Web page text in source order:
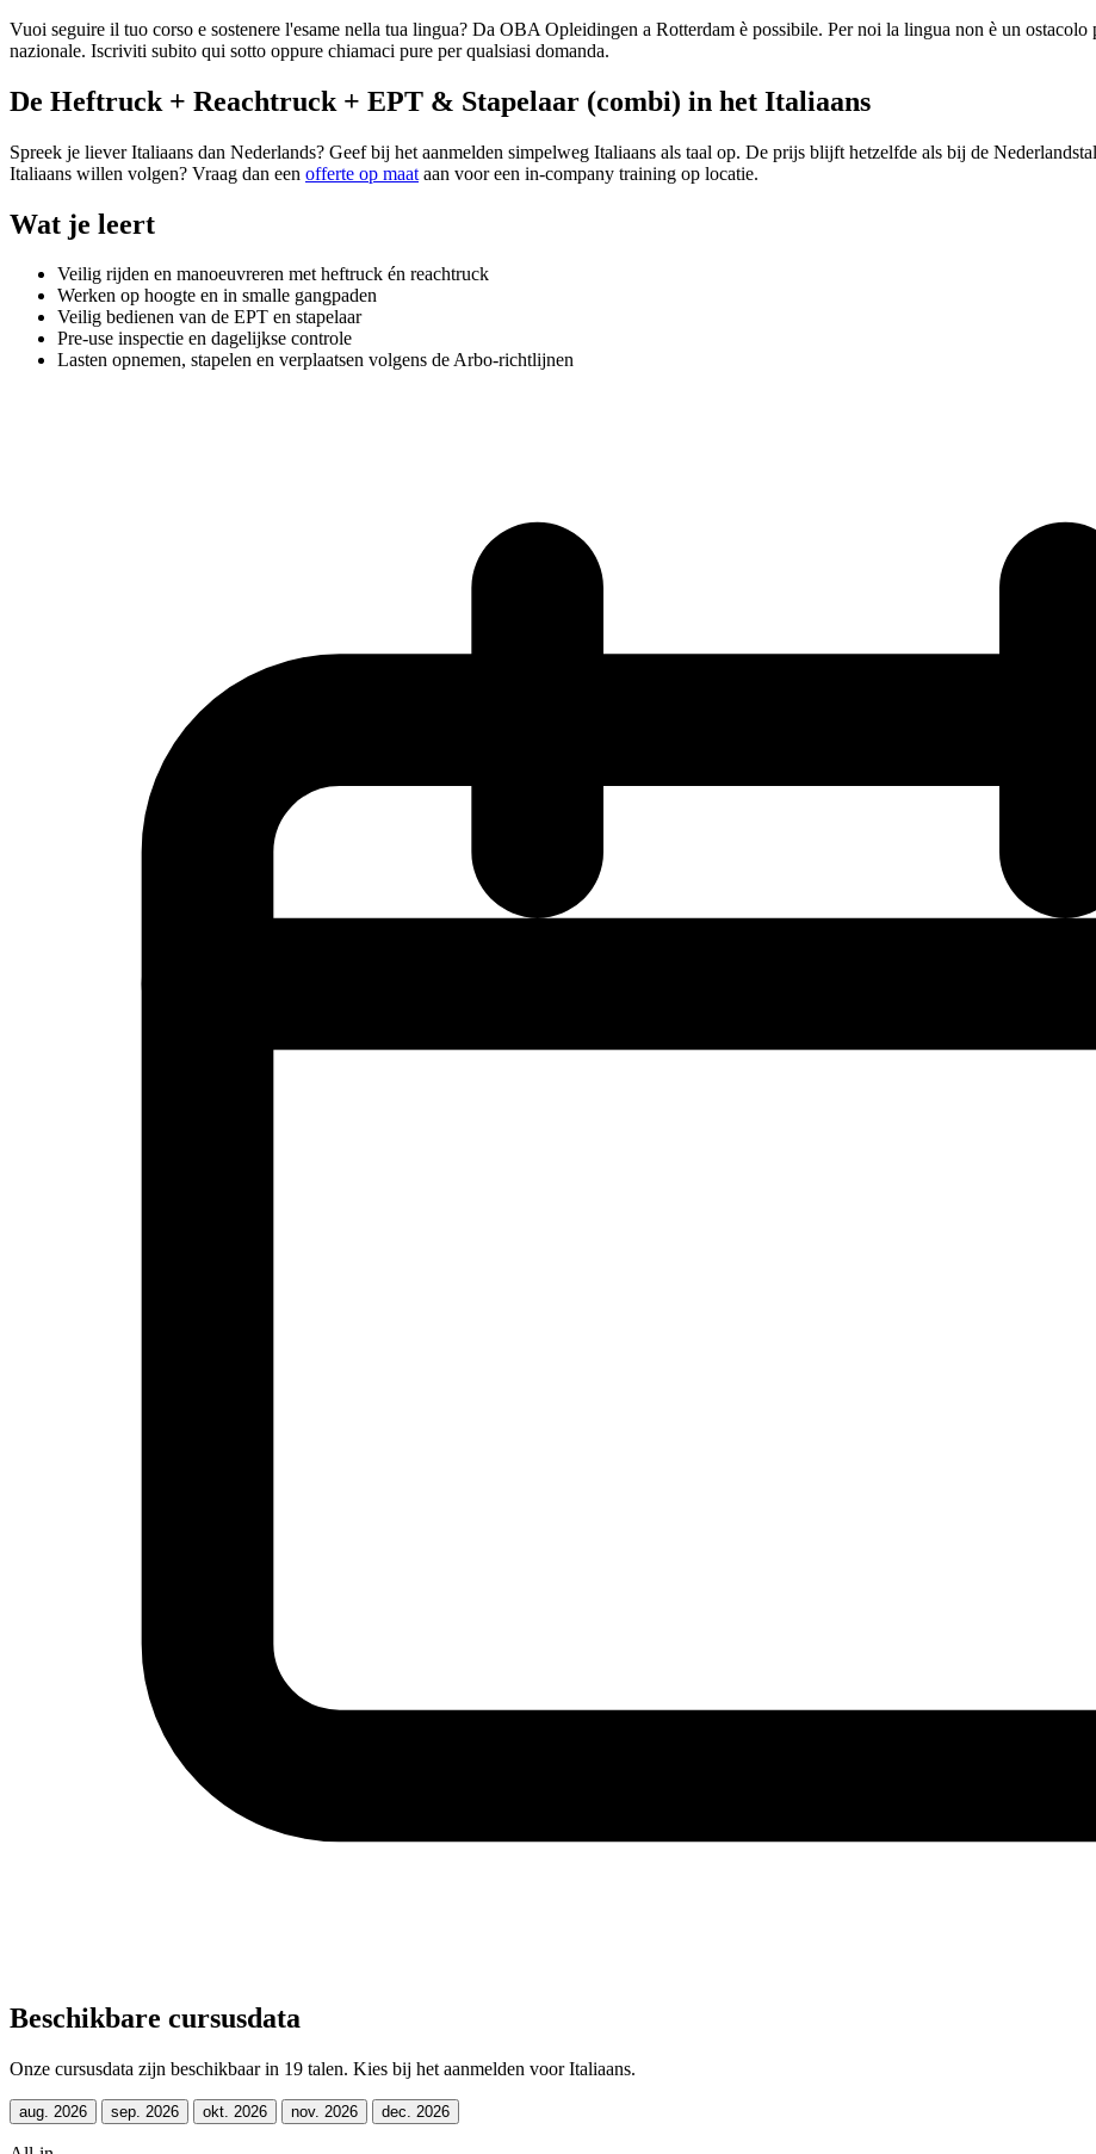
Vuoi seguire il tuo corso e sostenere l'esame nella tua lingua? Da OBA Opleidingen a Rotterdam è possibile. Per noi la lingua non è un
nazionale. Iscriviti subito qui sotto oppure chiamaci pure per qualsiasi domanda.
De Heftruck + Reachtruck + EPT & Stapelaar (combi) in het Italiaans
Spreek je liever Italiaans dan Nederlands? Geef bij het aanmelden simpelweg Italiaans als taal op. De prijs blijft hetzelfde als bij de
Italiaans willen volgen? Vraag dan een offerte op maat aan voor een in-company training op locatie.
Wat je leert
Veilig rijden en manoeuvreren met heftruck én reachtruck
Werken op hoogte en in smalle gangpaden
Veilig bedienen van de EPT en stapelaar
Pre-use inspectie en dagelijkse controle
Lasten opnemen, stapelen en verplaatsen volgens de Arbo-richtlijnen
Beschikbare cursusdata
Onze cursusdata zijn beschikbaar in 19 talen. Kies bij het aanmelden voor Italiaans.
aug. 2026 sep. 2026 okt. 2026 nov. 2026 dec. 2026